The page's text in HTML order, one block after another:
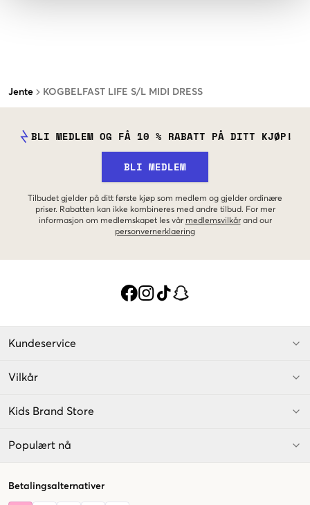
Jente KOGBELFAST LIFE S/L MIDI DRESS
BLI MEDLEM OG FÅ 10 % RABATT PÅ DITT KJØP!
BLI MEDLEM
Tilbudet gjelder på ditt første kjøp som medlem og gjelder ordinære
priser. Rabatten kan ikke kombineres med andre tilbud. For mer
informasjon om medlemskapet les vår medlemsvilkår and our
personvernerklaering
Kundeservice
Vilkår
Kids Brand Store
Populært nå
Betalingsalternativer